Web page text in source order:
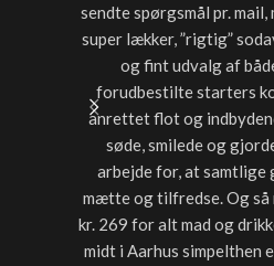
sendte spørgsmål pr. mail,
super lækker, ”rigtig”
og fint udvalg af
forudbestilte starters
anrettet flot og
søde, smilede og
arbejde for, at
mætte og tilfredse. Og så
kr. 269 for alt mad og
midt i Aarhus simpelthen